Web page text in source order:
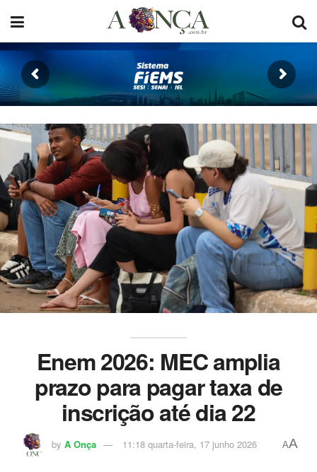
Enem 2026: MEC amplia
prazo para pagar taxa de
inscrição até dia 22
by A Onça 11:18 quarta-feira, 17 junho 2026 AA